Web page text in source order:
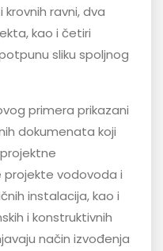
ravni, dva
kao i četiri
sliku spoljnog
primera prikazani
dokumenata koji
projekte vodovoda i
instalacija, kao i
i konstruktivnih
način izvođenja